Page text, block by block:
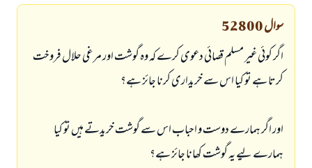
سوال52800
اگر كوئى غير مسلم قصائى دعوى كرے كہ وہ گوشت اور مرغى حلال فروخت
كرتا ہے تو كيا اس سے خريدارى كرنا جائز ہے؟
اور اگر ہمارے دوست و احباب اس سے گوشت خريدتے ہيں تو كيا
ہمارے ليے يہ گوشت كھانا جائز ہے؟